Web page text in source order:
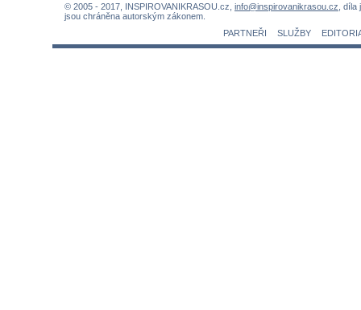
© 2005 - 2017, INSPIROVANIKRASOU.cz, info@inspirovanikrasou.cz ,
jsou chráněna autorským zákonem.
PARTNEŘI
SLUŽBY